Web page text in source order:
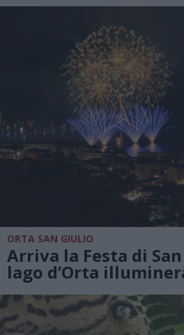
ORTA SAN GIULIO
Arriva la Festa di
lago d’Orta